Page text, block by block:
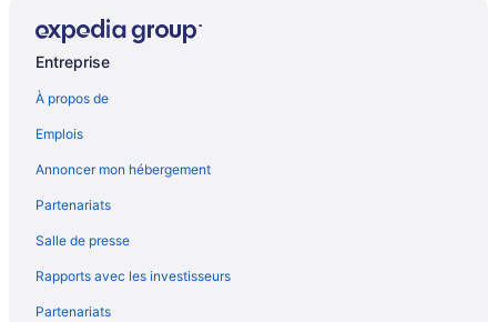
Entreprise
À propos de
Emplois
Annoncer mon hébergement
Partenariats
Salle de presse
Rapports avec les investisseurs
Partenariats